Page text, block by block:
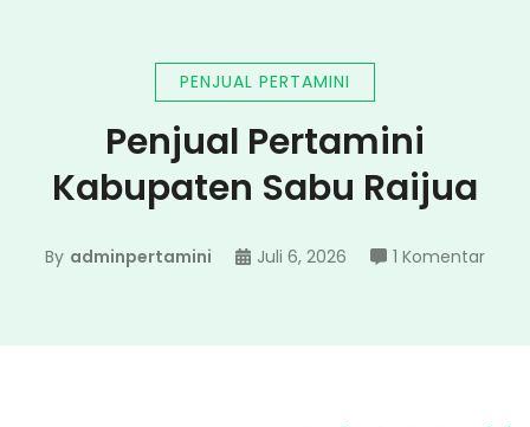
PENJUAL PERTAMINI
Penjual Pertamini
Kabupaten Sabu Raijua
By adminpertamini Juli 6, 2026 1 Komentarpada